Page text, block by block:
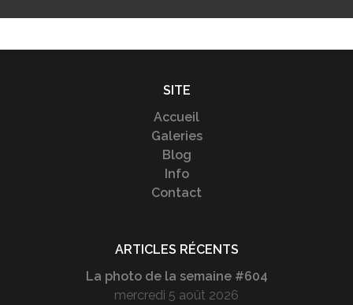
SITE
Accueil
Galeries
Blog
Info
Contact
ARTICLES RÉCENTS
La photo de la semaine #604
mercredi 5 août 2026